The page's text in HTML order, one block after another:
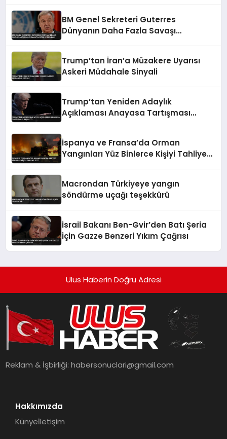
BM Genel Sekreteri Guterres
Dünyanın Daha Fazla Savaşı
Trump’tan İran’a Müzakere Uyarısı
Askeri Müdahale Sinyali
Trump’tan Yeniden Adaylık
Açıklaması Anayasa Tartışması
İspanya ve Fransa’da Orman
Yangınları Yüz Binlerce Kişiyi Tahliye
Macrondan Türkiyeye yangın
söndürme uçağı teşekkürü
İsrail Bakanı Ben-Gvir’den Batı Şeria
İçin Gazze Benzeri Yıkım Çağrısı
Ulus Haberin Doğru Adresi
Reklam & İşbirliği:habersonuclari@gmail.com
Hakkımızda
Künyeİletişim